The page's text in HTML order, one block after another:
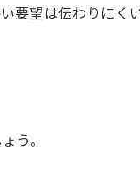
望は伝わりにく
う。